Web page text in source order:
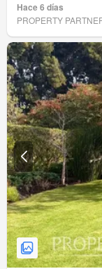
Hace 6 días
PROPERTY